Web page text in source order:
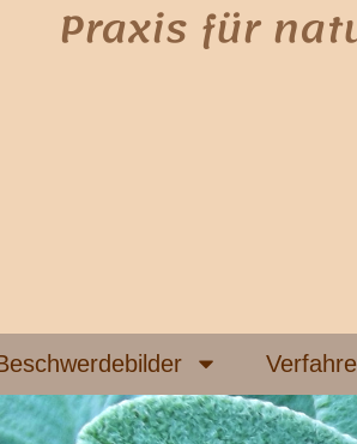
Praxis für